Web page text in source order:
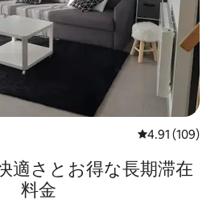
レビュー109
4.91 (109)
適⁠さ⁠とお⁠得⁠な長⁠期⁠滞⁠在
料⁠金